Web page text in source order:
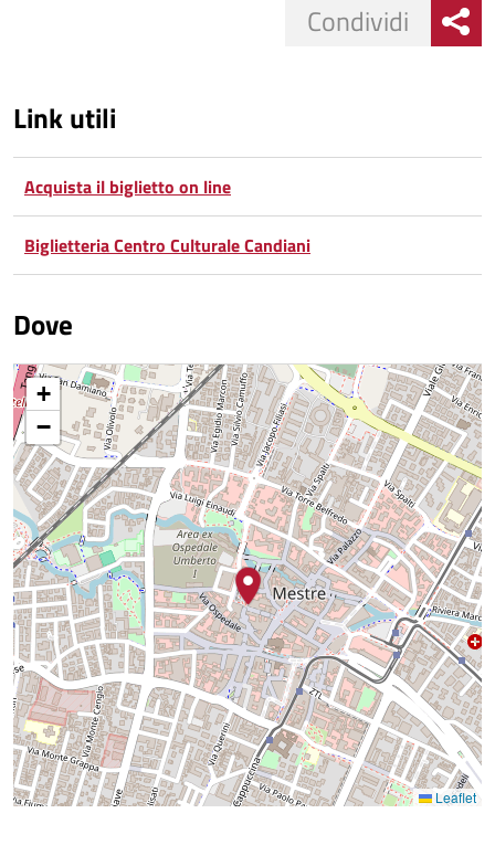
Condividi
Link utili
Acquista il biglietto on line
Biglietteria Centro Culturale Candiani
Dove
+
−
Leaflet